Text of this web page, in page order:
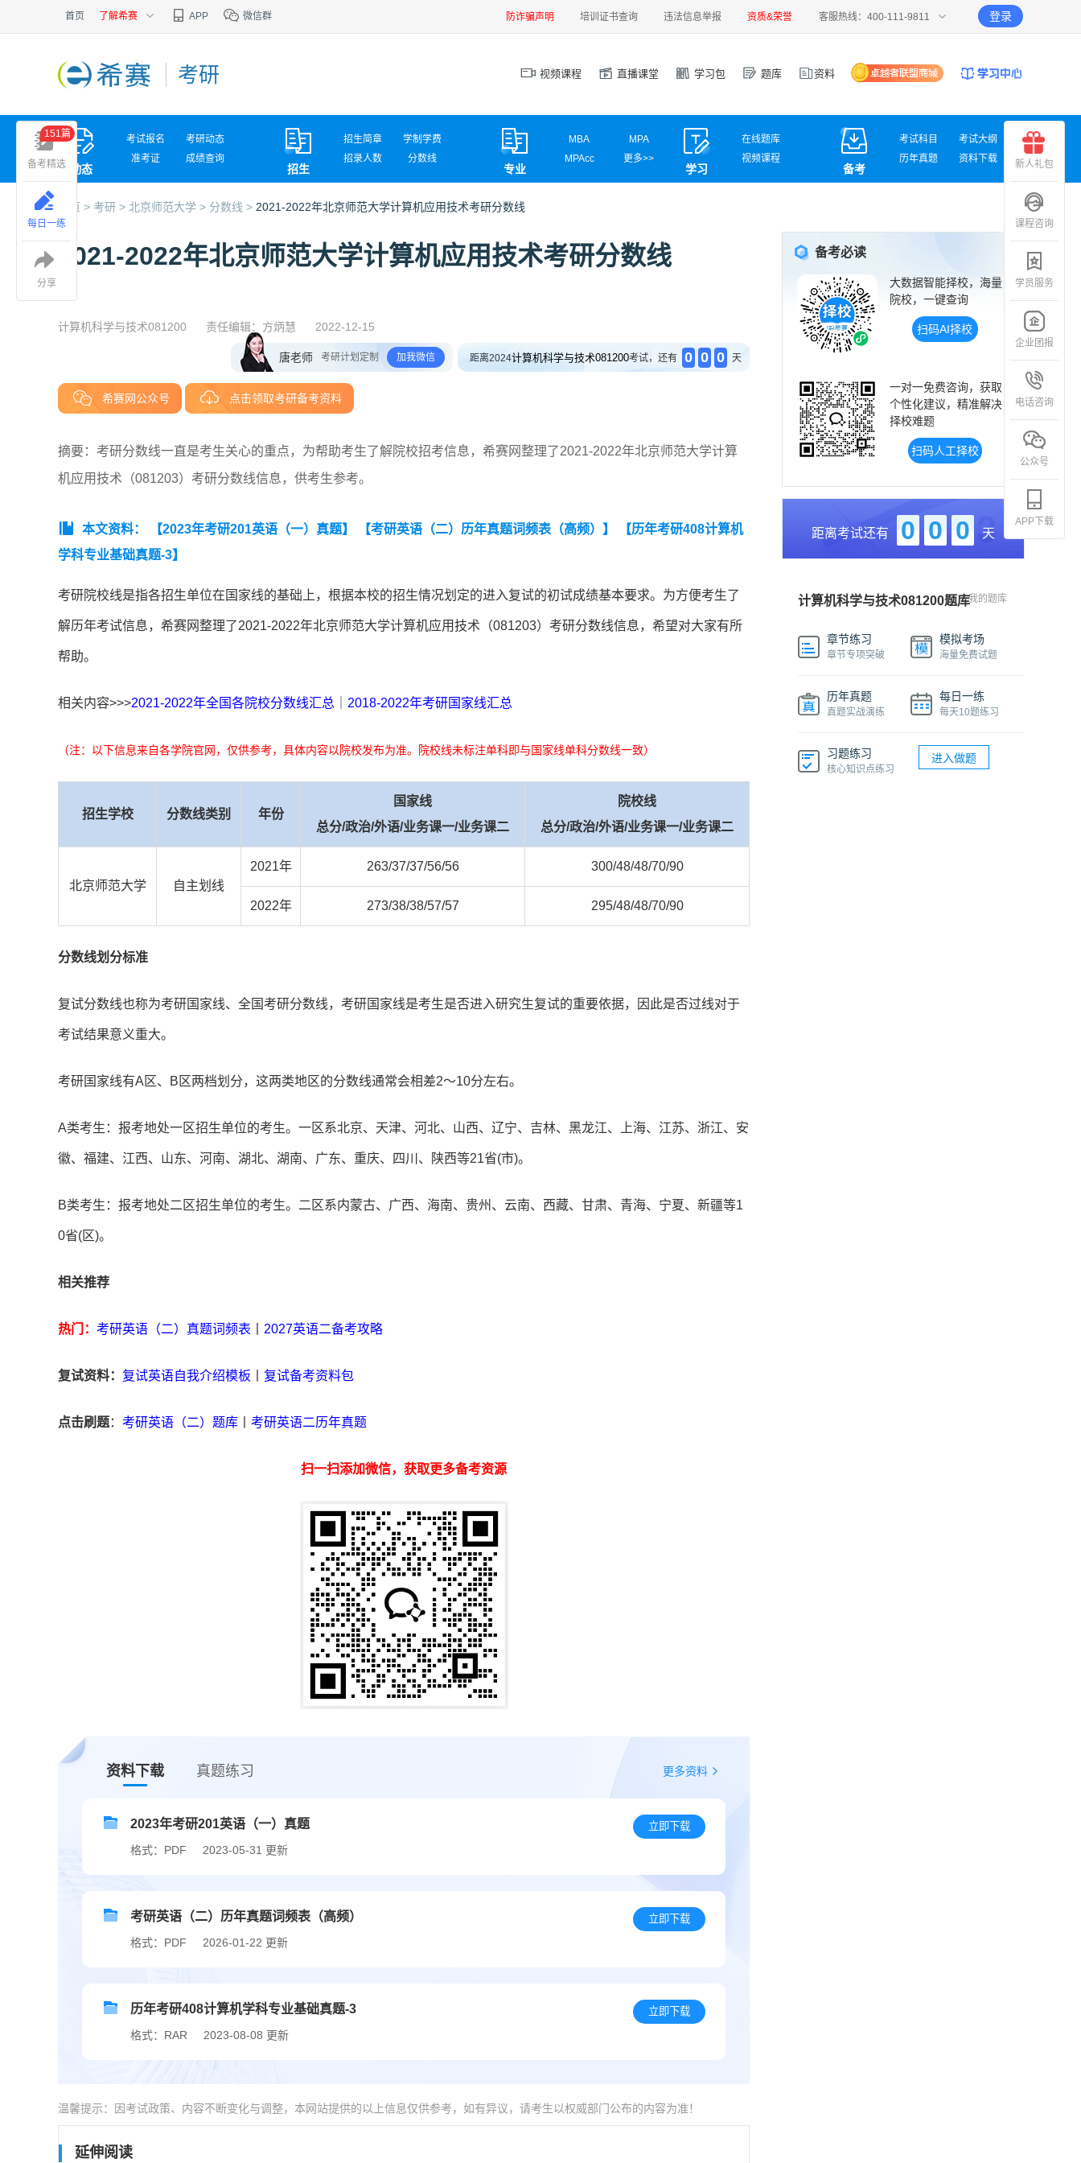
首页 了解希赛 APP 微信群 防诈骗声明 培训证书查询 违法信息举报 资质&荣誉 客服热线：400-111-9811 登录
考研 视频课程 直播课堂 学习包 题库 资料
动态
考试报名
考研动态
准考证
成绩查询
招生
招生简章
学制学费
招录人数
分数线
专业
MBA
MPA
MPAcc
更多>>
新闻传播
国际商务
学习
在线题库
视频课程
备考
考试科目
考试大纲
历年真题
资料下载
首页 > 考研 > 北京师范大学 > 分数线 > 2021-2022年北京师范大学计算机应用技术考研分数线
2021-2022年北京师范大学计算机应用技术考研分数线
计算机科学与技术081200 责任编辑：方炳慧 2022-12-15
唐老师 考研计划定制 加我微信 距离2024计算机科学与技术081200考试，还有 0 0 0 天
希赛网公众号 点击领取考研备考资料
摘要：考研分数线一直是考生关心的重点，为帮助考生了解院校招考信息，希赛网整理了2021-2022年北京师范大学计算
机应用技术（081203）考研分数线信息，供考生参考。
本文资料： 【2023年考研201英语（一）真题】 【考研英语（二）历年真题词频表（高频）】
【历年考研408计算机
学科专业基础真题-3】
考研院校线是指各招生单位在国家线的基础上，根据本校的招生情况划定的进入复试的初试成绩基本要求。为方便考生了
解历年考试信息，希赛网整理了2021-2022年北京师范大学计算机应用技术（081203）考研分数线信息，希望对大家有所
帮助。
相关内容>>>2021-2022年全国各院校分数线汇总 2018-2022年考研国家线汇总
（注：以下信息来自各学院官网，仅供参考，具体内容以院校发布为准。院校线未标注单科即与国家线单科分数线一致）
招生学校 分数线类别 年份
国家线
总分/政治/外语/业务课一/业务课二
院校线
总分/政治/外语/业务课一/业务课二
北京师范大学 自主划线
2021年 263/37/37/56/56 300/48/48/70/90
2022年 273/38/38/57/57 295/48/48/70/90
分数线划分标准
复试分数线也称为考研国家线、全国考研分数线，考研国家线是考生是否进入研究生复试的重要依据，因此是否过线对于
考试结果意义重大。
考研国家线有A区、B区两档划分，这两类地区的分数线通常会相差2～10分左右。
A类考生：报考地处一区招生单位的考生。一区系北京、天津、河北、山西、辽宁、吉林、黑龙江、上海、江苏、浙江、安
徽、福建、江西、山东、河南、湖北、湖南、广东、重庆、四川、陕西等21省(市)。
B类考生：报考地处二区招生单位的考生。二区系内蒙古、广西、海南、贵州、云南、西藏、甘肃、青海、宁夏、新疆等1
0省(区)。
相关推荐
热门： 考研英语（二）真题词频表 2027英语二备考攻略
复试资料： 复试英语自我介绍模板 复试备考资料包
点击刷题： 考研英语（二）题库 考研英语二历年真题
扫一扫添加微信，获取更多备考资源
资料下载 真题练习 更多资料
2023年考研201英语（一）真题
格式：PDF 2023-05-31 更新
立即下载
考研英语（二）历年真题词频表（高频）
格式：PDF 2026-01-22 更新
立即下载
历年考研408计算机学科专业基础真题-3
格式：RAR 2023-08-08 更新
立即下载
温馨提示：因考试政策、内容不断变化与调整，本网站提供的以上信息仅供参考，如有异议，请考生以权威部门公布的内容为准！
延伸阅读
备考必读
大数据智能择校，海量
院校，一键查询
扫码AI择校
一对一免费咨询，获取
个性化建议，精准解决
择校难题
扫码人工择校
距离考试还有 0 0 0 天
计算机科学与技术081200题库我的题库
章节练习
章节专项突破
模拟考场
海量免费试题
历年真题
真题实战演练
每日一练
每天10题练习
习题练习
核心知识点练习
进入做题
备考精选
151篇
每日一练
分享
新人礼包
课程咨询
学员服务
企业团报
电话咨询
公众号
APP下载